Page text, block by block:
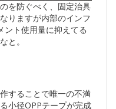
を防ぐべく、固定治具
りますが内部のインフ
ント使用量に抑えてる
と。
することで唯一の不満
小径OPPテープが完成